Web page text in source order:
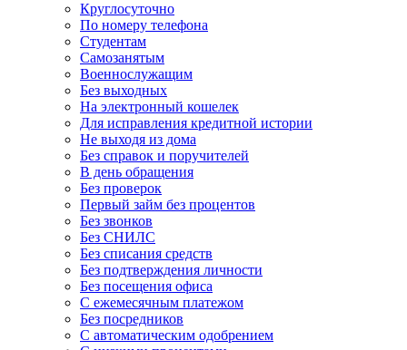
Круглосуточно
По номеру телефона
Студентам
Самозанятым
Военнослужащим
Без выходных
На электронный кошелек
Для исправления кредитной истории
Не выходя из дома
Без справок и поручителей
В день обращения
Без проверок
Первый займ без процентов
Без звонков
Без СНИЛС
Без списания средств
Без подтверждения личности
Без посещения офиса
С ежемесячным платежом
Без посредников
С автоматическим одобрением